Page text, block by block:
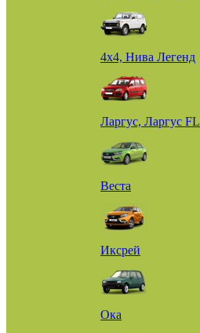
4х4, Нива Легенд
Ларгус, Ларгус FL
Веста
Иксрей
Ока